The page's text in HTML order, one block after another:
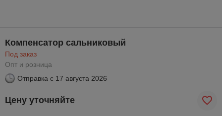
Компенсатор сальниковый
Под заказ
Опт и розница
Отправка с 17 августа 2026
Цену уточняйте